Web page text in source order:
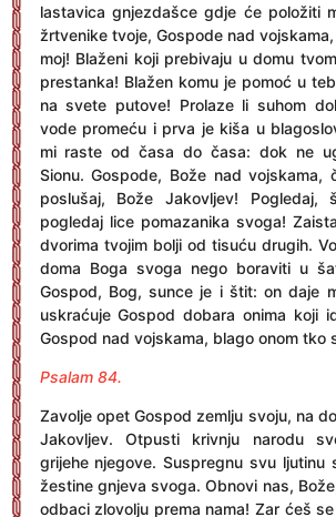
lastavica gnjezdašce gdje će položiti
žrtvenike tvoje, Gospode nad
moj! Blaženi koji prebivaju u domu
prestanka! Blažen komu je pomoć u
na svete putove! Prolaze li suhom
vode promeću i prva je kiša u
mi raste od časa do časa: dok ne
Sionu. Gospode, Bože nad vojskama,
poslušaj, Bože Jakovljev! Pogledaj,
pogledaj lice pomazanika svoga!
dvorima tvojim bolji od tisuću drugih.
doma Boga svoga nego boraviti u
Gospod, Bog, sunce je i štit: on daje
uskraćuje Gospod dobara onima koji
Gospod nad vojskama, blago onom tko
Psalam 84.
Zavolje opet Gospod zemlju svoju, na
Jakovljev. Otpusti krivnju narodu
grijehe njegove. Suspregnu svu ljutinu
žestine gnjeva svoga. Obnovi nas,
odbaci zlovolju prema nama! Zar ćeš